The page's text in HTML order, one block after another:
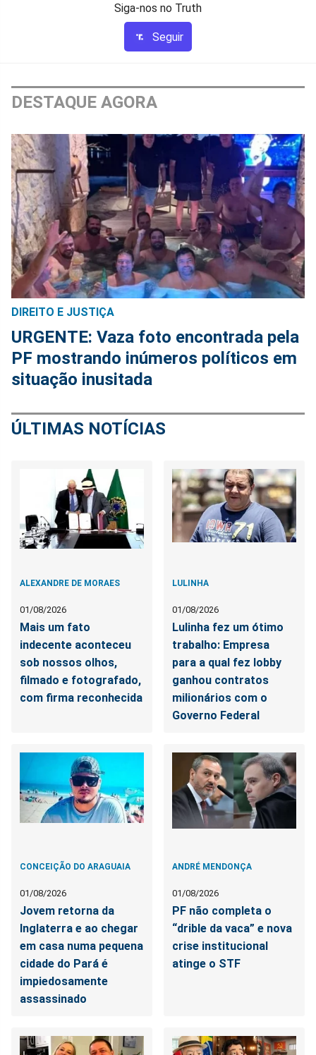
Siga-nos no Truth
Seguir
DESTAQUE AGORA
DIREITO E JUSTIÇA
URGENTE: Vaza foto encontrada pela
PF mostrando inúmeros políticos em
situação inusitada
ÚLTIMAS NOTÍCIAS
ALEXANDRE DE MORAES
01/08/2026
Mais um fato
indecente aconteceu
sob nossos olhos,
filmado e fotografado,
com firma reconhecida
LULINHA
01/08/2026
Lulinha fez um ótimo
trabalho: Empresa
para a qual fez lobby
ganhou contratos
milionários com o
Governo Federal
CONCEIÇÃO DO ARAGUAIA
01/08/2026
Jovem retorna da
Inglaterra e ao chegar
em casa numa pequena
cidade do Pará é
impiedosamente
assassinado
ANDRÉ MENDONÇA
01/08/2026
PF não completa o
“drible da vaca” e nova
crise institucional
atinge o STF